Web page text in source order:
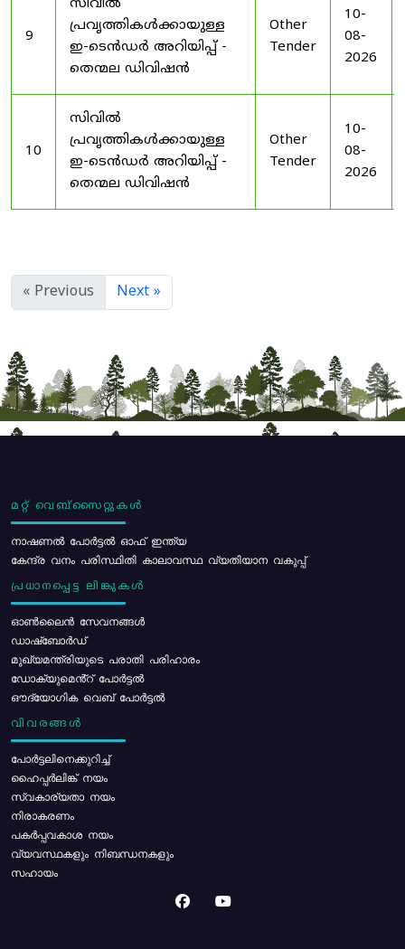
9
സിവിൽ
പ്രവൃത്തികൾക്കായുള്ള
ഇ-ടെൻഡർ അറിയിപ്പ് -
തെന്മല ഡിവിഷൻ
Other
Tender
10-
08-
2026
10
സിവിൽ
പ്രവൃത്തികൾക്കായുള്ള
ഇ-ടെൻഡർ അറിയിപ്പ് -
തെന്മല ഡിവിഷൻ
Other
Tender
10-
08-
2026
« Previous Next »
മറ്റ് വെബ്സൈറ്റുകൾ
നാഷണൽ പോർട്ടൽ ഓഫ് ഇന്ത്യ
കേന്ദ്ര വനം പരിസ്ഥിതി കാലാവസ്ഥ വ്യതിയാന വകുപ്പ്
പ്രധാനപ്പെട്ട ലിങ്കുകൾ
ഓൺലൈൻ സേവനങ്ങൾ
ഡാഷ്ബോർഡ്
മുഖ്യമന്ത്രിയുടെ പരാതി പരിഹാരം
ഡോക്യുമെൻ്റ് പോർട്ടൽ
ഔദ്യോഗിക വെബ് പോർട്ടൽ
വിവരങ്ങൾ
പോര്‍ട്ടലിനെക്കുറിച്ച്
ഹൈപ്പർലിങ്ക് നയം
സ്വകാര്യതാ നയം
നിരാകരണം
പകർപ്പവകാശ നയം
വ്യവസ്ഥകളും നിബന്ധനകളും
സഹായം